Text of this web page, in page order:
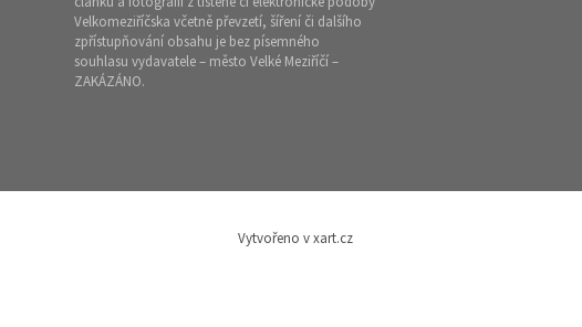
Velkomeziříčska včetně převzetí, šíření či dalšího
zpřístupňování obsahu je bez písemného
souhlasu vydavatele – město Velké Meziříčí –
ZAKÁZÁNO.
Vytvořeno v xart.cz